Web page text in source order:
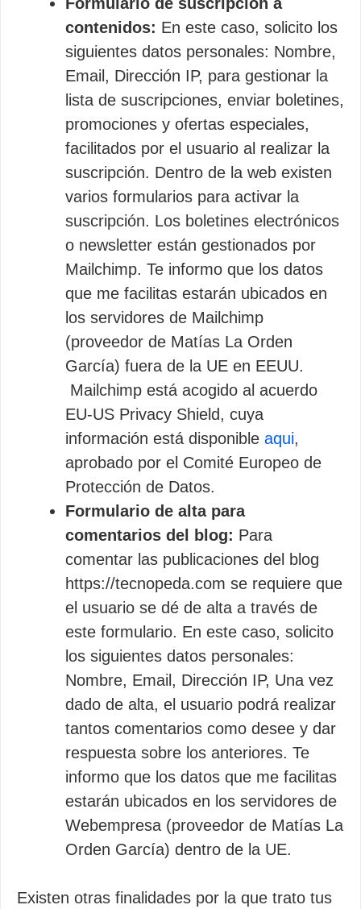
contenidos: En este caso, solicito los
siguientes datos personales: Nombre,
Email, Dirección IP, para gestionar la
lista de suscripciones, enviar boletines,
promociones y ofertas especiales,
facilitados por el usuario al realizar la
suscripción. Dentro de la web existen
varios formularios para activar la
suscripción. Los boletines electrónicos
o newsletter están gestionados por
Mailchimp. Te informo que los datos
que me facilitas estarán ubicados en
los servidores de Mailchimp
(proveedor de Matías La Orden
García) fuera de la UE en EEUU.
Mailchimp está acogido al acuerdo
EU-US Privacy Shield, cuya
información está disponible aqui,
aprobado por el Comité Europeo de
Protección de Datos.
Formulario de alta para
comentarios del blog: Para
comentar las publicaciones del blog
https://tecnopeda.com se requiere que
el usuario se dé de alta a través de
este formulario. En este caso, solicito
los siguientes datos personales:
Nombre, Email, Dirección IP, Una vez
dado de alta, el usuario podrá realizar
tantos comentarios como desee y dar
respuesta sobre los anteriores. Te
informo que los datos que me facilitas
estarán ubicados en los servidores de
Webempresa (proveedor de Matías La
Orden García) dentro de la UE.
Existen otras finalidades por la que trato tus